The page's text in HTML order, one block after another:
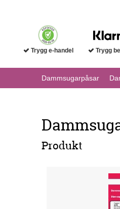
Trygg e-handel Trygg
Dammsugarpåsar
Produkt